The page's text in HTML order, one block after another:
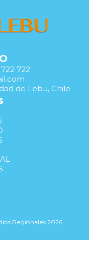
722
de Lebu, Chile
Regionales 2026